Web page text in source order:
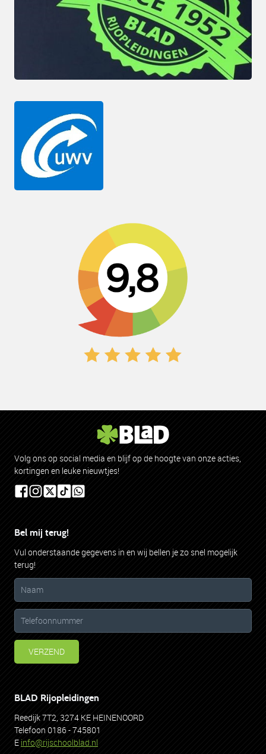
klantenvertellen
557 beoordelingen en 99% beveelt ons aan
Volg ons op social media en blijf op de hoogte van onze acties,
kortingen en leuke nieuwtjes!
Bel mij terug!
Vul onderstaande gegevens in en wij bellen je zo snel mogelijk
terug!
VERZEND
BLAD Rijopleidingen
Reedijk 7T2, 3274 KE HEINENOORD
Telefoon 0186 - 745801
E info@rijschoolblad.nl